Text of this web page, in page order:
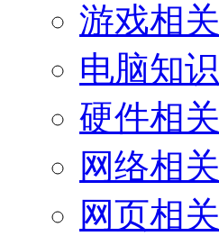
游戏相关
电脑知识
硬件相关
网络相关
网页相关